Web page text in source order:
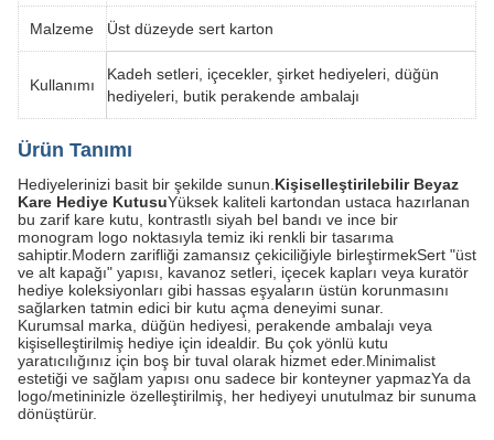
Malzeme Üst düzeyde sert karton
Kullanımı
Kadeh setleri, içecekler, şirket hediyeleri, düğün
hediyeleri, butik perakende ambalajı
Ürün Tanımı
Hediyelerinizi basit bir şekilde sunun. Kişiselleştirilebilir Beyaz
Kare Hediye KutusuYüksek kaliteli kartondan ustaca hazırlanan
bu zarif kare kutu, kontrastlı siyah bel bandı ve ince bir
monogram logo noktasıyla temiz iki renkli bir tasarıma
sahiptir.Modern zarifliği zamansız çekiciliğiyle birleştirmekSert "üst
ve alt kapağı" yapısı, kavanoz setleri, içecek kapları veya kuratör
hediye koleksiyonları gibi hassas eşyaların üstün korunmasını
sağlarken tatmin edici bir kutu açma deneyimi sunar.
Kurumsal marka, düğün hediyesi, perakende ambalajı veya
kişiselleştirilmiş hediye için idealdir. Bu çok yönlü kutu
yaratıcılığınız için boş bir tuval olarak hizmet eder.Minimalist
estetiği ve sağlam yapısı onu sadece bir konteyner yapmazYa da
logo/metininizle özelleştirilmiş, her hediyeyi unutulmaz bir sunuma
dönüştürür.